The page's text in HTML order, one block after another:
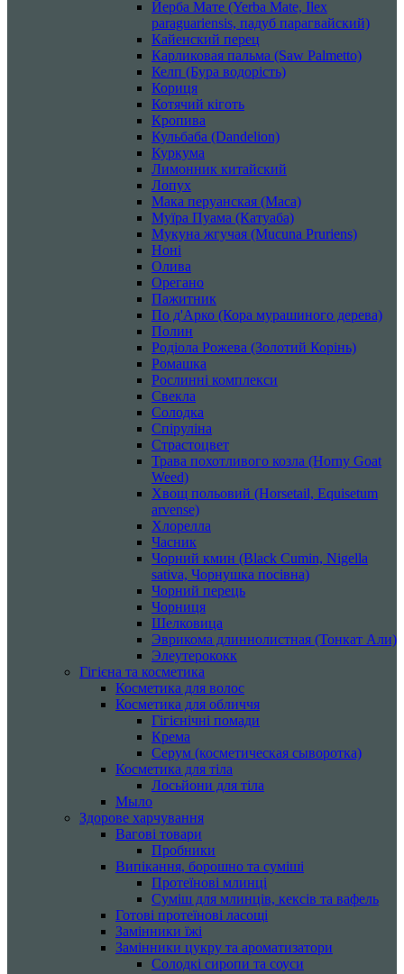
Йерба Мате (Yerba Mate, Ilex
paraguariensis, падуб парагвайский)
Кайенский перец
Карликовая пальма (Saw Palmetto)
Келп (Бура водорість)
Кориця
Котячий кіготь
Кропива
Кульбаба (Dandelion)
Куркума
Лимонник китайский
Лопух
Мака перуанская (Maca)
Муїра Пуама (Катуаба)
Мукуна жгучая (Mucuna Pruriens)
Ноні
Олива
Орегано
Пажитник
По д'Арко (Кора мурашиного дерева)
Полин
Родіола Рожева (Золотий Корінь)
Ромашка
Рослинні комплекси
Свекла
Солодка
Спіруліна
Страстоцвет
Трава похотливого козла (Horny Goat
Weed)
Хвощ польовий (Horsetail, Equisetum
arvense)
Хлорелла
Часник
Чорний кмин (Black Cumin, Nigella
sativa, Чорнушка посівна)
Чорний перець
Чорниця
Шелковица
Эврикома длиннолистная (Тонкат Али)
Элеутерококк
Гігієна та косметика
Косметика для волос
Косметика для обличчя
Гігієнічні помади
Крема
Серум (косметическая сыворотка)
Косметика для тіла
Лосьйони для тіла
Мыло
Здорове харчування
Вагові товари
Пробники
Випікання, борошно та суміші
Протеїнові млинці
Суміш для млинців, кексів та вафель
Готові протеїнові ласощі
Замінники їжі
Замінники цукру та ароматизатори
Солодкі сиропи та соуси